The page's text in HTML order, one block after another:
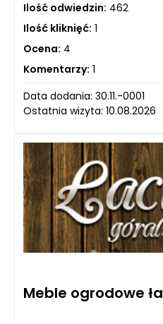
Ilość odwiedzin: 462
Ilość kliknięć: 1
Ocena: 4
Komentarzy: 1
Data dodania: 30.11.-0001
Ostatnia wizyta: 10.08.2026
Meble ogrodowe